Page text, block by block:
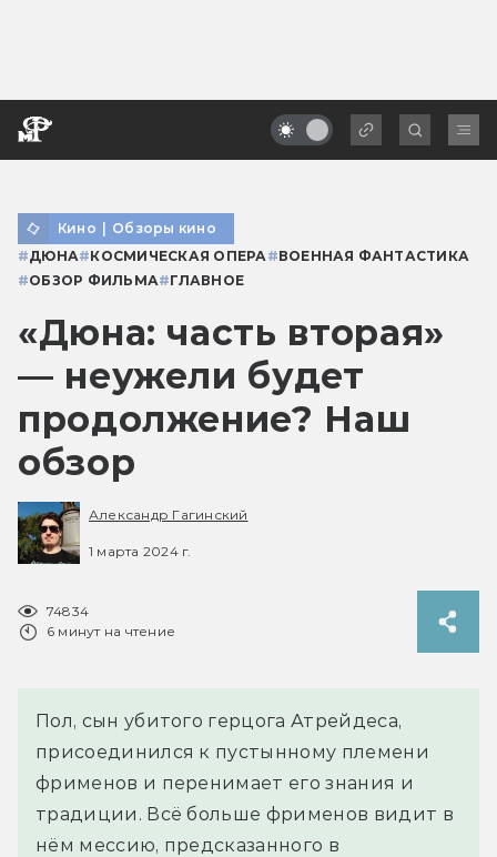
Кино | Обзоры кино
#ДЮНА#КОСМИЧЕСКАЯ ОПЕРА #ВОЕННАЯ ФАНТАСТИКА
#ОБЗОР ФИЛЬМА#ГЛАВНОЕ
«Дюна: часть вторая»
— неужели будет
продолжение? Наш
обзор
Александр Гагинский
1 марта 2024 г.
74834
6 минут на чтение
Пол, сын убитого герцога Атрейдеса,
присоединился к пустынному племени
фрименов и перенимает его знания и
традиции. Всё больше фрименов видит в
нём мессию, предсказанного в